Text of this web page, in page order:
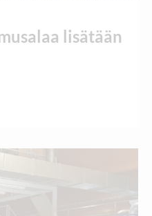
lisätään